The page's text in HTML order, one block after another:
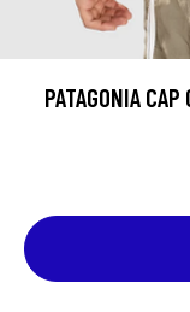
PATAGONIA